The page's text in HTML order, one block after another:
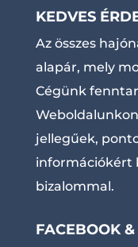
KEDVES
Az összes
alapár, mely
Cégünk
jellegűek,
információkért
bizalommal.
FACEBOOK